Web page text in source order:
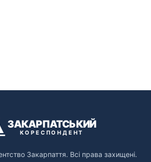
ЗАКАРПАТСЬКИЙ
КОРЕСПОНДЕНТ
Закарпаття. Всі права захищені.